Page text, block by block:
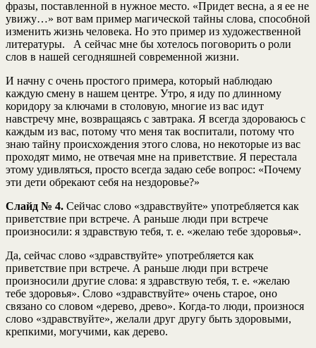
фразы, поставленной в нужное место. «Придет весна, а я ее не
увижу…» вот вам пример магической тайны слова, способной
изменить жизнь человека. Но это пример из художественной
литературы. А сейчас мне бы хотелось поговорить о роли
слов в нашей сегодняшней современной жизни.
И начну с очень простого примера, который наблюдаю
каждую смену в нашем центре. Утро, я иду по длинному
коридору за ключами в столовую, многие из вас идут
навстречу мне, возвращаясь с завтрака. Я всегда здороваюсь с
каждым из вас, потому что меня так воспитали, потому что
знаю тайну происхождения этого слова, но некоторые из вас
проходят мимо, не отвечая мне на приветствие. Я перестала
этому удивляться, просто всегда задаю себе вопрос: «Почему
эти дети обрекают себя на нездоровье?»
Слайд № 4. Сейчас слово «здравствуйте» употребляется как
приветствие при встрече. А раньше люди при встрече
произносили: я здравствую тебя, т. е. «желаю тебе здоровья».
Да, сейчас слово «здравствуйте» употребляется как
приветствие при встрече. А раньше люди при встрече
произносили другие слова: я здравствую тебя, т. е. «желаю
тебе здоровья». Слово «здравствуйте» очень старое, оно
связано со словом «дерево, древо». Когда-то люди, произнося
слово «здравствуйте», желали друг другу быть здоровыми,
крепкими, могучими, как дерево.